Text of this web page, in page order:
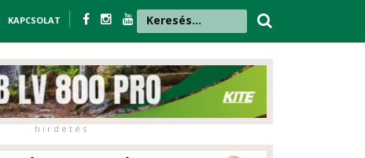
KAPCSOLAT
h i r d e t é s